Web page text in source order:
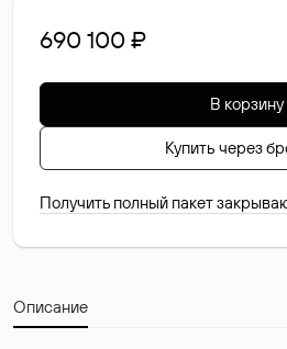
690 100 ₽
В корзину
Купить через
Получить полный пакет
Описание